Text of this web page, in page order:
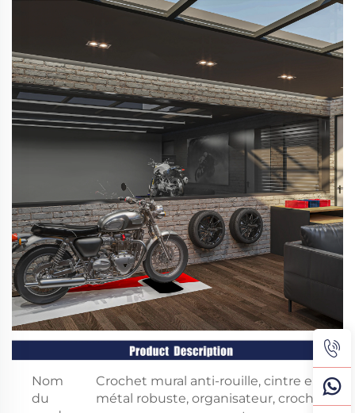
Nom
du
Crochet mural anti-rouille, cintre en
métal robuste, organisateur, crochet